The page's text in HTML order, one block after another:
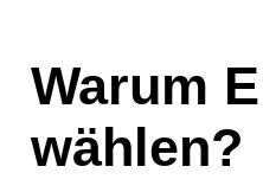
Warum
wählen?